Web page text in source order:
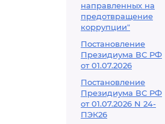
направленных на
предотвращение
коррупции"
Постановление
Президиума ВС РФ
от 01.07.2026
Постановление
Президиума ВС РФ
от 01.07.2026 N 24-
ПЭК26